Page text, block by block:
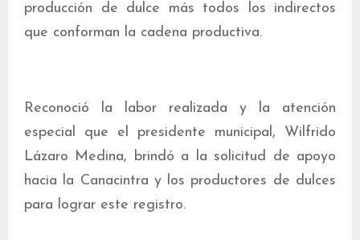
producción de dulce más todos los indirectos
que conforman la cadena productiva.
Reconoció la labor realizada y la atención
especial que el presidente municipal, Wilfrido
Lázaro Medina, brindó a la solicitud de apoyo
hacia la Canacintra y los productores de dulces
para lograr este registro.